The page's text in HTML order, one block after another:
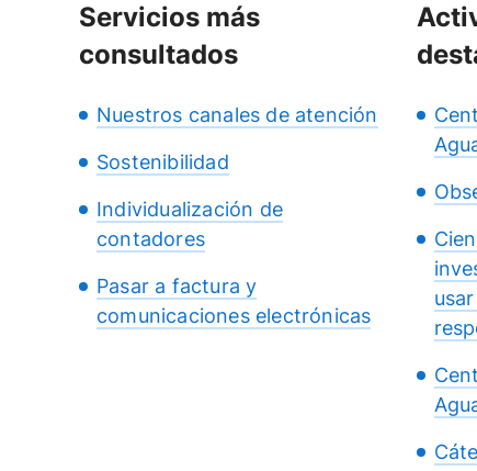
Servicios más
consultados
Nuestros canales de atención
Sostenibilidad
Individualización de
contadores
Pasar a factura y
comunicaciones electrónicas